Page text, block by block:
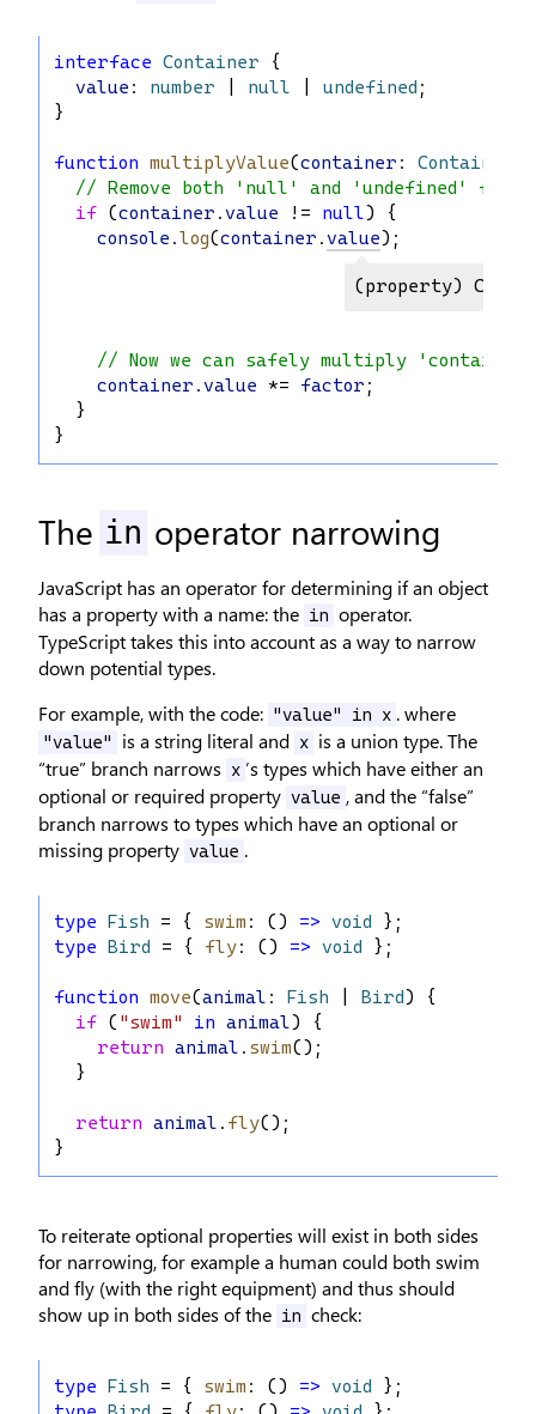
interface Container {
value : number null undefined ;
}
function multiplyValue(container : Container
// Remove both 'null' and 'undefined' from
if (container .value != null) {
console .log(container .value);
(property)
// Now we can safely multiply
container .value *= factor ;
  }
}
The in operator narrowing
JavaScript has an operator for determining if an object
has a property with a name: the in operator.
TypeScript takes this into account as a way to narrow
down potential types.
For example, with the code: "value" in x . where
"value" is a string literal and x is a union type. The
“true” branch narrows
x ’s types which have either an
optional or required property value , and the “false”
branch narrows to types which have an optional or
missing property value .
type Fish = { swim : () => void };
type Bird = { fly: () => void };
function move(animal : Fish Bird) {
if ( "swim" in animal) {
return animal . swim();
  }
return animal . fly();
}
To reiterate optional properties will exist in both sides
for narrowing, for example a human could both swim
and fly (with the right equipment) and thus should
show up in both sides of the in check:
type Fish = { swim : () => void };